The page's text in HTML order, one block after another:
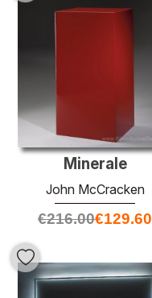
Minerale
John McCracken
€216.00€129.60